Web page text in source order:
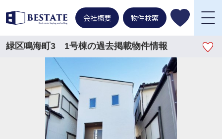
会社概要 物件検索
緑区鳴海町3 1号棟の過去掲載物件情報